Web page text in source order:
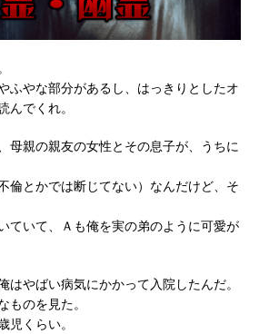
ふやな部分があるし、はっきりとしたオ
んでくれ。
母親の親友の女性とその息子が、うちに
倫とかでは断じてない）なんだけど、そ
ていて、Ａも俺を実の弟のように可愛が
はやばい病気にかかって入院したんだ。
ものを見た。
児くらい。